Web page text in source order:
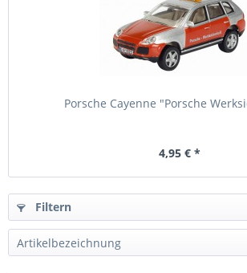
Porsche Cayenne "Porsche
4,95 € *
Filtern